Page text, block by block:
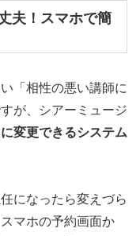
夫！スマホで簡
「相性の悪い講師に
が、シアーミュージ
変更できるシステム
になったら変えづら
マホの予約画面か